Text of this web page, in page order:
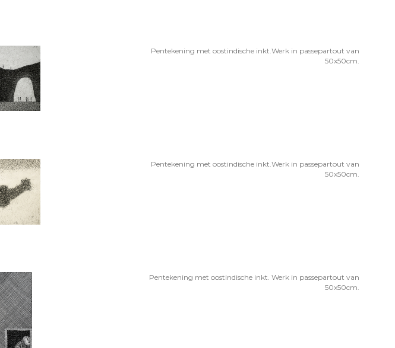
Pentekening met oostindische inkt.Werk in passepartout van
50x50cm.
Pentekening met oostindische inkt.Werk in passepartout van
50x50cm.
Pentekening met oostindische inkt. Werk in passepartout van
50x50cm.